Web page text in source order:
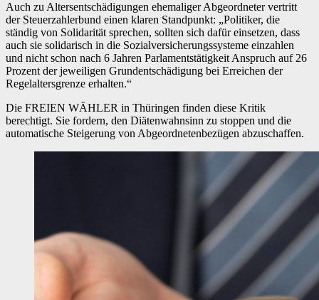
Auch zu Altersentschädigungen ehemaliger Abgeordneter vertritt
der Steuerzahlerbund einen klaren Standpunkt: „Politiker, die
ständig von Solidarität sprechen, sollten sich dafür einsetzen, dass
auch sie solidarisch in die Sozialversicherungssysteme einzahlen
und nicht schon nach 6 Jahren Parlamentstätigkeit Anspruch auf 26
Prozent der jeweiligen Grundentschädigung bei Erreichen der
Regelaltersgrenze erhalten.“
Die FREIEN WÄHLER in Thüringen finden diese Kritik
berechtigt. Sie fordern, den Diätenwahnsinn zu stoppen und die
automatische Steigerung von Abgeordnetenbezügen abzuschaffen.